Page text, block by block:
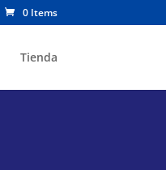
0 Items
Tienda